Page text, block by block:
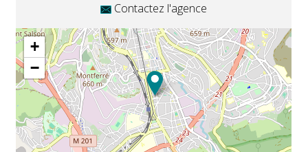
Contactez l'agence
+
−